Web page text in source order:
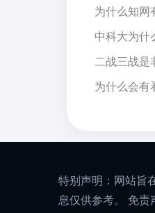
为什么知网
中科大为什
二战三战是
特别声明：网站旨
息仅供参考。 免责